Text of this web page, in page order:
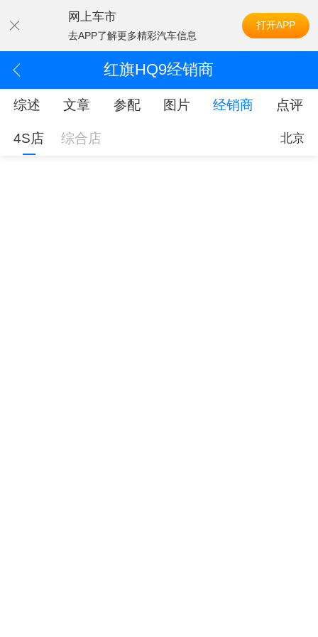
网上车市
去APP了解更多精彩汽车信息
打开APP
红旗HQ9经销商
综述 文章 参配 图片 经销商 点评
4S店 综合店 北京